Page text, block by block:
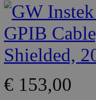
€ 153,00